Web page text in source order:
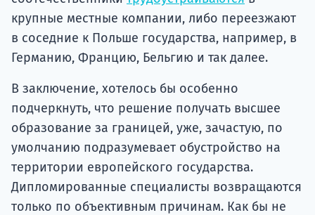
крупные местные компании, либо переезжают
в соседние к Польше государства, например, в
Германию, Францию, Бельгию и так далее.
В заключение, хотелось бы особенно
подчеркнуть, что решение получать высшее
образование за границей, уже, зачастую, по
умолчанию подразумевает обустройство на
территории европейского государства.
Дипломированные специалисты возвращаются
только по объективным причинам. Как бы не